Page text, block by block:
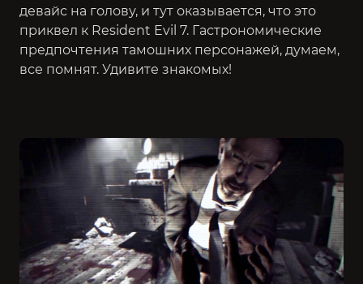
девайс на голову, и тут оказывается, что это
приквел к Resident Evil 7. Гастрономические
предпочтения тамошних персонажей, думаем,
все помнят. Удивите знакомых!